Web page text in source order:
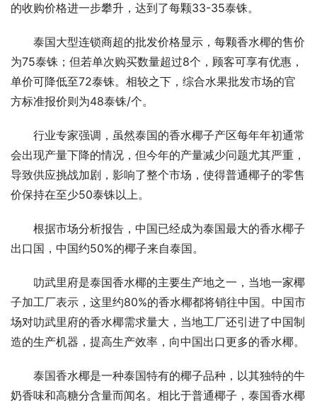
的收购价格进一步攀升，达到了每颗33-35泰铢。
泰国大型连锁商超的批发价格显示，每颗香水椰的售价
为75泰铢；但若单次购买数量超过8个，顾客可享有优惠，
单价可降低至72泰铢。相较之下，综合水果批发市场的官
方标准报价则为48泰铢/个。
行业专家强调，虽然泰国的香水椰子产区每年年初通常
会出现产量下降的情况，但今年的产量减少问题尤其严重，
导致供应挑战加剧，影响了整个市场，使得普通椰子的零售
价保持在至少50泰铢以上。
根据市场分析报告，中国已经成为泰国最大的香水椰子
出口国，中国约50%的椰子来自泰国。
叻武里府是泰国香水椰的主要生产地之一，当地一家椰
子加工厂表示，这里约80%的香水椰都将销往中国。中国市
场对叻武里府的香水椰需求量大，当地工厂还引进了中国制
造的生产机器，提高生产效率，向中国出口更多的香水椰。
泰国香水椰是一种泰国特有的椰子品种，以其独特的牛
奶香味和高糖分含量而闻名。相比于普通椰子，泰国香水椰